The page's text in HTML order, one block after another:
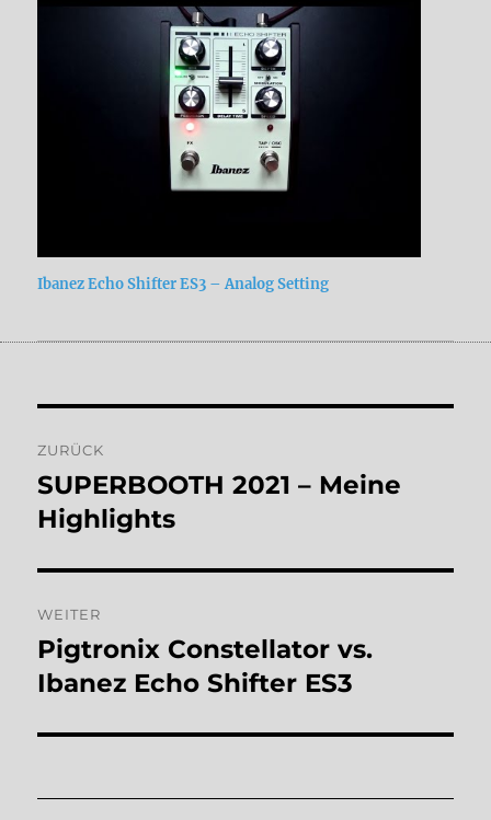
Ibanez Echo Shifter ES3 – Analog Setting
ZURÜCK
Vorheriger
Beitrag:
SUPERBOOTH 2021 – Meine
Highlights
WEITER
Nächster
Beitrag:
Pigtronix Constellator vs.
Ibanez Echo Shifter ES3